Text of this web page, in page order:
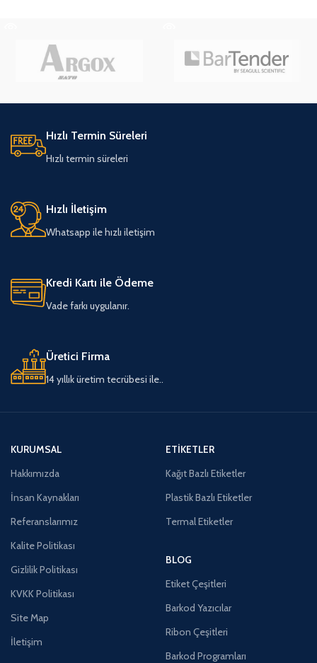
Hızlı Termin Süreleri
Hızlı termin süreleri
Hızlı İletişim
Whatsapp ile hızlı iletişim
Kredi Kartı ile Ödeme
Vade farkı uygulanır.
Üretici Firma
14 yıllık üretim tecrübesi ile..
KURUMSAL
Hakkımızda
İnsan Kaynakları
Referanslarımız
Kalite Politikası
Gizlilik Politikası
KVKK Politikası
Site Map
İletişim
ETIKETLER
Kağıt Bazlı Etiketler
Plastik Bazlı Etiketler
Termal Etiketler
BLOG
Etiket Çeşitleri
Barkod Yazıcılar
Ribon Çeşitleri
Barkod Programları